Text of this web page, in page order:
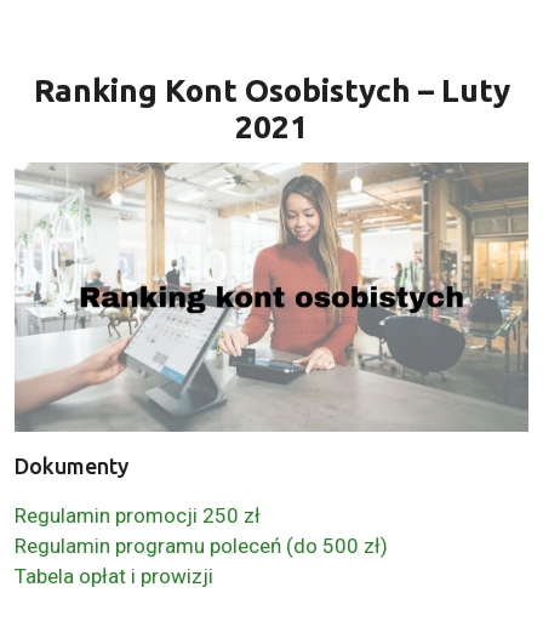
Ranking Kont Osobistych – Luty
2021
Dokumenty
Regulamin promocji 250 zł
Regulamin programu poleceń (do 500 zł)
Tabela opłat i prowizji